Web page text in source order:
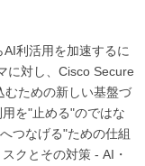
利活用を加速するに
に対し、Cisco Secure
むための新しい基盤づ
を"止める"のではな
つなげる"ための仕組
クとその対策 - AI・